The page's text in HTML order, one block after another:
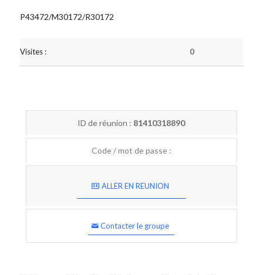
P43472/M30172/R30172
Visites : 0
ID de réunion : 81410318890
Code / mot de passe :
ALLER EN REUNION
Contacter le groupe